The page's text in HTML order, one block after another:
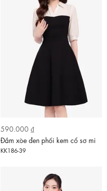
590.000 ₫
Đầm xòe đen phối kem cổ sơ mi
KK186-39